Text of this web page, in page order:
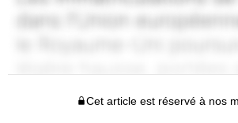
Cet article est réservé à nos